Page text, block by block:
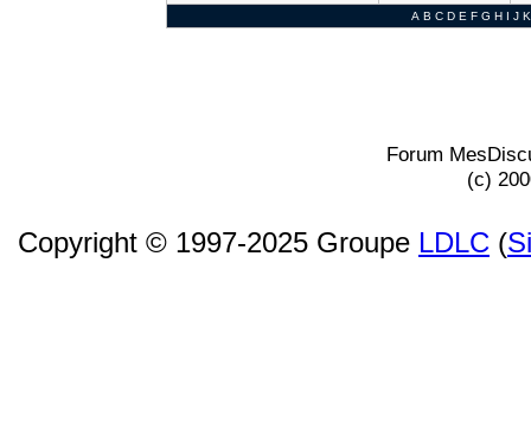
A B C D E F G H I J K
Forum
(c)
Copyright © 1997-2025 Groupe LDLC (